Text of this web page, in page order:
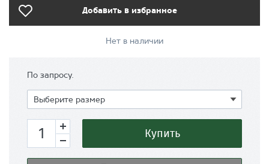
Добавить в избранное
Нет в наличии
По запросу.
Купить